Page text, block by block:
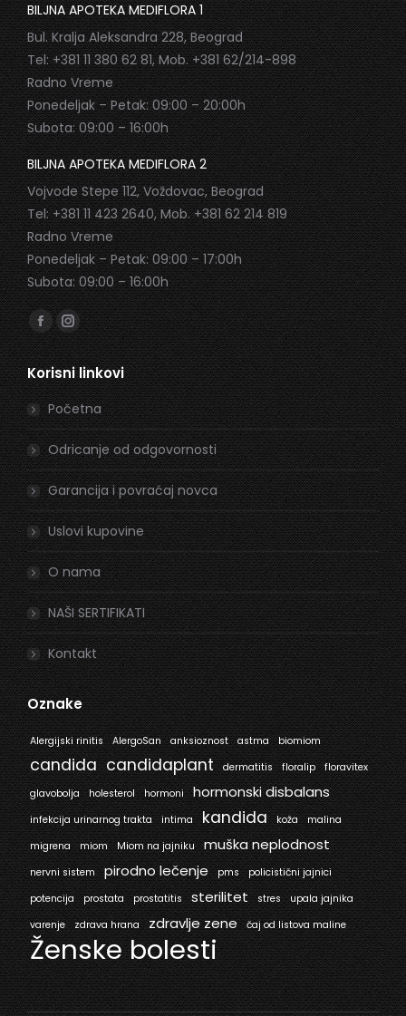
BILJNA APOTEKA MEDIFLORA 1
Bul. Kralja Aleksandra 228, Beograd
Tel: +381 11 380 62 81, Mob. +381 62/214-898
Radno Vreme
Ponedeljak – Petak: 09:00 – 20:00h
Subota: 09:00 – 16:00h
BILJNA APOTEKA MEDIFLORA 2
Vojvode Stepe 112, Voždovac, Beograd
Tel: +381 11 423 2640, Mob. +381 62 214 819
Radno Vreme
Ponedeljak – Petak: 09:00 – 17:00h
Subota: 09:00 – 16:00h
Find us on:
Facebook
page
opens
in
new
window
Instagram
page
opens
in
new
window
Korisni linkovi
Početna
Odricanje od odgovornosti
Garancija i povraćaj novca
Uslovi kupovine
O nama
NAŠI SERTIFIKATI
Kontakt
Oznake
Alergijski rinitis AlergoSan anksioznost astma biomiom
candida candidaplant dermatitis floralip
floravitex
glavobolja
holesterol hormoni hormonski disbalans
infekcija urinarnog trakta intima kandida koža
malina
migrena
miom Miom na jajniku muška neplodnost
nervni sistem pirodno lečenje pms
policistični jajnici
potencija
prostata prostatitis sterilitet stres
upala jajnika
varenje
zdrava hrana zdravlje zene čaj od listova maline
Ženske bolesti